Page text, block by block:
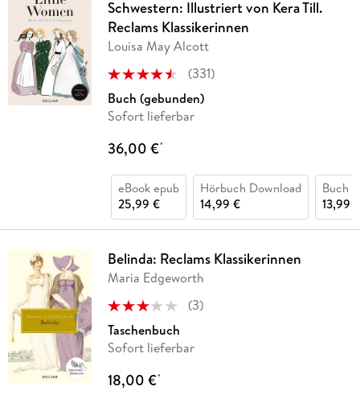
Schwestern: Illustriert von Kera Till.
Reclams Klassikerinnen
Louisa May Alcott
(331)
Buch (gebunden)
Sofort lieferbar
36,00 €*
eBook epub
25,99 €
Hörbuch Download
14,99 €
Buch
13,99 €
Belinda: Reclams Klassikerinnen
Maria Edgeworth
(3)
Taschenbuch
Sofort lieferbar
18,00 €*